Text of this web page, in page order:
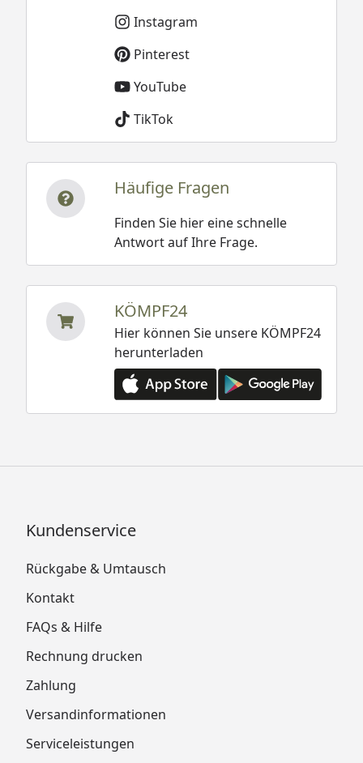
Instagram
Pinterest
YouTube
TikTok
Häufige Fragen
Finden Sie hier eine schnelle
Antwort auf Ihre Frage.
KÖMPF24
Hier können Sie unsere KÖMPF24
herunterladen
Kundenservice
Rückgabe & Umtausch
Kontakt
FAQs & Hilfe
Rechnung drucken
Zahlung
Versandinformationen
Serviceleistungen